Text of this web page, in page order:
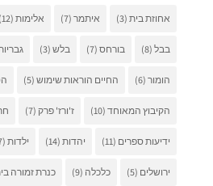
אחוזת בית(3) איתמר(7) אלימות(12)
בבל(8) בורחס(7) בלש(3)
הומור(6) החיים הוראות שימוש(5)
הקיבוץ המאוחד(10) ז'ורז' פרק(7)
ידיעות ספרים (11) יהדות(14) ילדות(7)
ירושלים (5) כלכלה (9) כנרת זמורה